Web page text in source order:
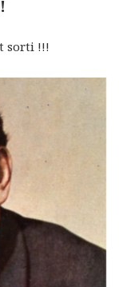
sorti !!!